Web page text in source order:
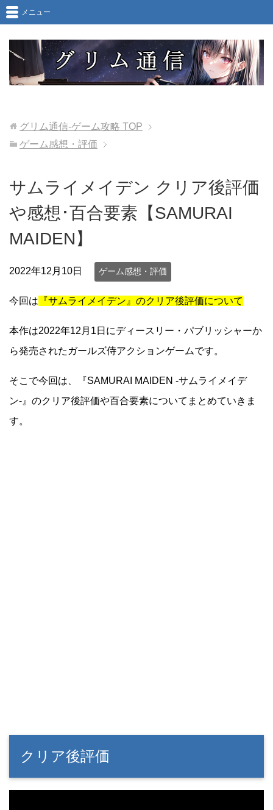
メニュー
グリム通信-ゲーム攻略 TOP
ゲーム感想・評価
サムライメイデン クリア後評価
や感想･百合要素【SAMURAI
MAIDEN】
2022年12月10日 ゲーム感想・評価
今回は 『サムライメイデン』のクリア後評価について
本作は2022年12月1日にディースリー・パブリッシャーか
ら発売されたガールズ侍アクションゲームです。
そこで今回は、『SAMURAI MAIDEN -サムライメイデ
ン-』のクリア後評価や百合要素についてまとめていきま
す。
クリア後評価